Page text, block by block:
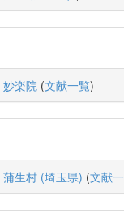
妙楽院 (文献一覧)
蒲生村 (埼玉県) (文献